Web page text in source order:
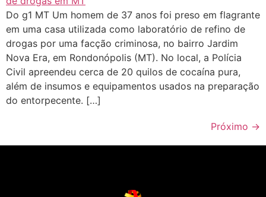
Do g1 MT Um homem de 37 anos foi preso em flagrante
em uma casa utilizada como laboratório de refino de
drogas por uma facção criminosa, no bairro Jardim
Nova Era, em Rondonópolis (MT). No local, a Polícia
Civil apreendeu cerca de 20 quilos de cocaína pura,
além de insumos e equipamentos usados na preparação
do entorpecente. […]
Próximo →